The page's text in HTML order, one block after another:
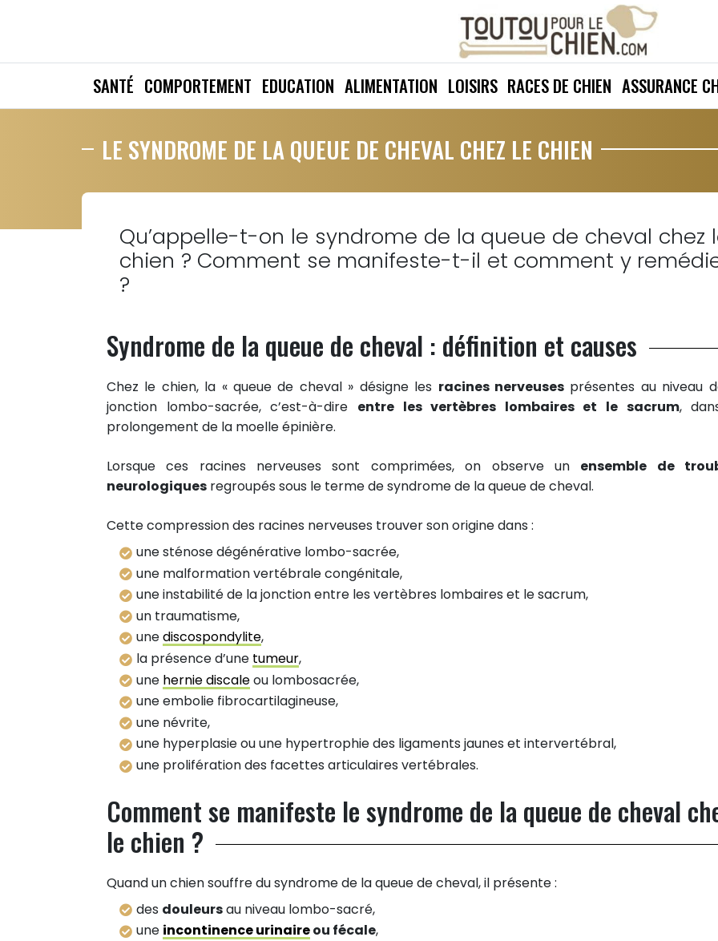
SANTÉ COMPORTEMENT EDUCATION ALIMENTATION LOISIRS RACES DE CHIEN ASSURANCE
LE SYNDROME DE LA QUEUE DE CHEVAL CHEZ LE CHIEN
Qu’appelle-t-on le syndrome de la queue de cheval chez
chien ? Comment se manifeste-t-il et comment y
?
Syndrome de la queue de cheval : définition et causes
Chez le chien, la « queue de cheval » désigne les racines nerveusesprésentes au niveau
jonction lombo-sacrée, c’est-à-dire entre les vertèbres lombaires et le sacrum,
prolongement de la moelle épinière.
Lorsque ces racines nerveuses sont comprimées, on observe un ensemble de
neurologiques regroupés sous le terme de syndrome de la queue de cheval.
Cette compression des racines nerveuses trouver son origine dans :
une sténose dégénérative lombo-sacrée,
une malformation vertébrale congénitale,
une instabilité de la jonction entre les vertèbres lombaires et le sacrum,
un traumatisme,
unediscospondylite,
la présence d’une tumeur,
une hernie discaleou lombosacrée,
une embolie fibrocartilagineuse,
une névrite,
une hyperplasie ou une hypertrophie des ligaments jaunes et intervertébral,
une prolifération des facettes articulaires vertébrales.
Comment se manifeste le syndrome de la queue de cheval
le chien ?
Quand un chien souffre du syndrome de la queue de cheval, il présente :
des douleursau niveau lombo-sacré,
une incontinence urinaireou fécale,